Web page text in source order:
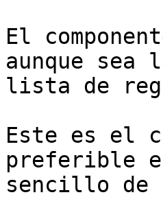
El
aunque sea
lista de
Este es el
preferible
sencillo de